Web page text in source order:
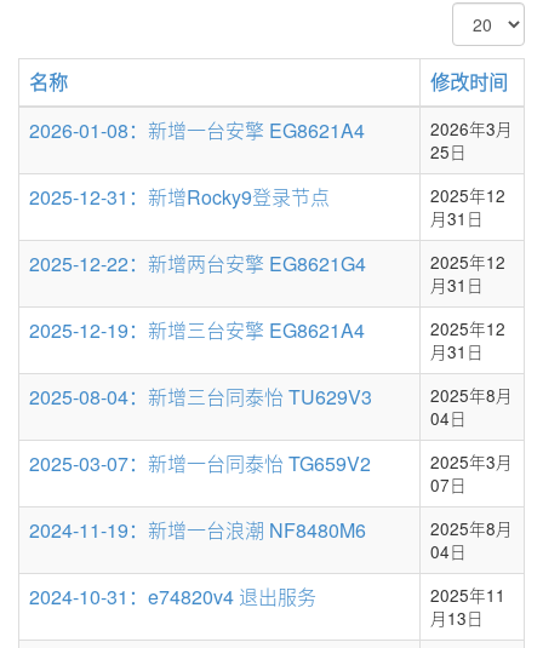
每
页
显
示
条
数
名称
修改时间
2026-01-08：新增一台安擎 EG8621A4
2026年3月
25日
2025-12-31：新增Rocky9登录节点
2025年12
月31日
2025-12-22：新增两台安擎 EG8621G4
2025年12
月31日
2025-12-19：新增三台安擎 EG8621A4
2025年12
月31日
2025-08-04：新增三台同泰怡 TU629V3
2025年8月
04日
2025-03-07：新增一台同泰怡 TG659V2
2025年3月
07日
2024-11-19：新增一台浪潮 NF8480M6
2025年8月
04日
2024-10-31：e74820v4 退出服务
2025年11
月13日